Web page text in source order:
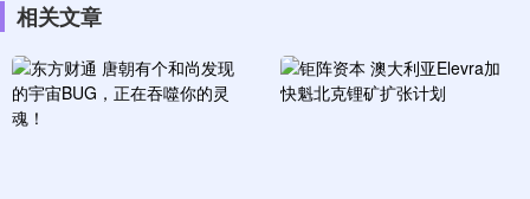
相关文章